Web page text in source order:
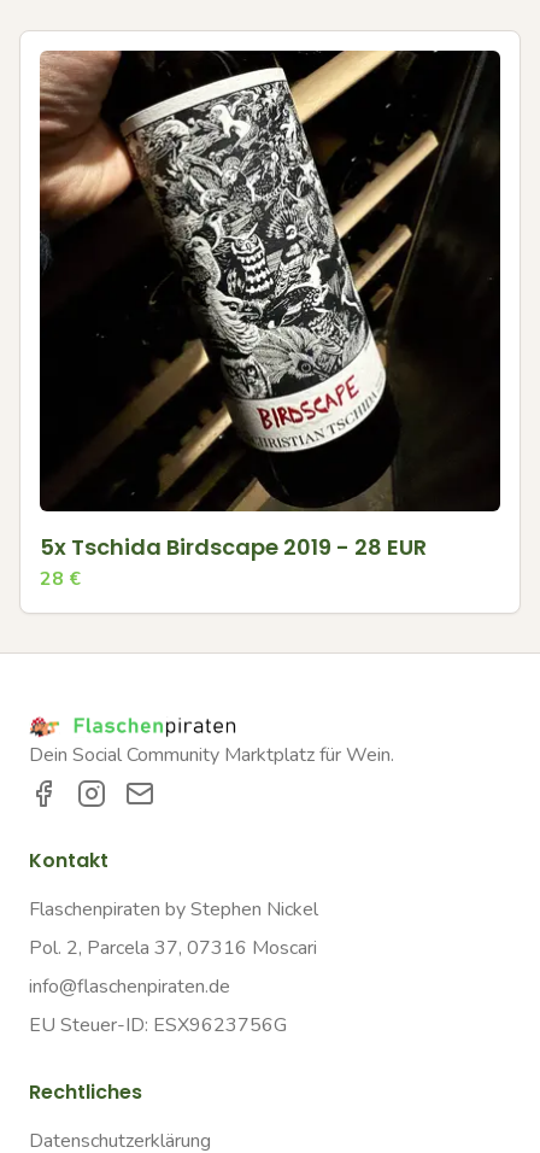
5x Tschida Birdscape 2019 - 28 EUR
28 €
Dein Social Community Marktplatz für Wein.
Kontakt
Flaschenpiraten by Stephen Nickel
Pol. 2, Parcela 37, 07316 Moscari
info@flaschenpiraten.de
EU Steuer-ID: ESX9623756G
Rechtliches
Datenschutzerklärung